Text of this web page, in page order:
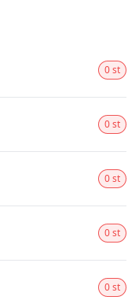
0 st
0 st
0 st
0 st
0 st